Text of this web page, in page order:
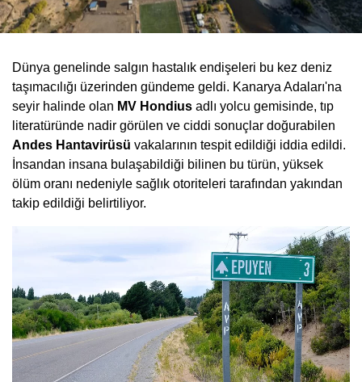
Dünya genelinde salgın hastalık endişeleri bu kez deniz
taşımacılığı üzerinden gündeme geldi. Kanarya Adaları'na
seyir halinde olan MV Hondius adlı yolcu gemisinde, tıp
literatüründe nadir görülen ve ciddi sonuçlar doğurabilen
Andes Hantavirüsü vakalarının tespit edildiği iddia edildi.
İnsandan insana bulaşabildiği bilinen bu türün, yüksek
ölüm oranı nedeniyle sağlık otoriteleri tarafından yakından
takip edildiği belirtiliyor.